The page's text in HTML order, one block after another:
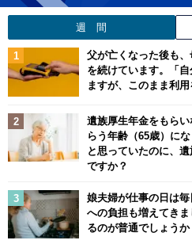
週 間
父が亡くなった後も
を続けています。「
ますが、このまま利
遺族厚生年金をもら
らう年齢（65歳）に
と思っていたのに、
ですか？
娘夫婦が仕事の日は
への負担も増えてき
るのが普通でしょうか